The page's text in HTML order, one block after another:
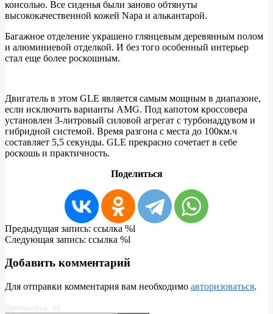
консолью. Все сиденья были заново обтянуты
высококачественной кожей Napa и алькантарой.
Багажное отделение украшено глянцевым деревянным полом
и алюминиевой отделкой. И без того особенный интерьер
стал еще более роскошным.
Двигатель в этом GLE является самым мощным в диапазоне,
если исключить варианты AMG. Под капотом кроссовера
установлен 3-литровый силовой агрегат с турбонаддувом и
гибридной системой. Время разгона с места до 100км.ч
составляет 5,5 секунды. GLE прекрасно сочетает в себе
роскошь и практичность.
Поделиться
2020-
06-
Предыдущая запись: ссылка %l
Следующая запись: ссылка %l
Добавить комментарий
Для отправки комментария вам необходимо авторизоваться.
Просмотров: 43